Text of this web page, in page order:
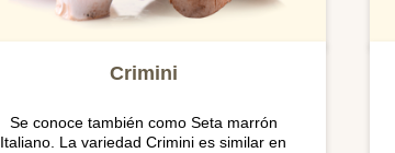
Crimini
Se conoce también como Seta marrón
Italiano. La variedad Crimini es similar en